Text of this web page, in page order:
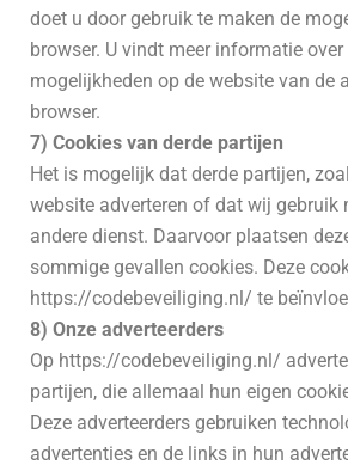
doet u door gebruik te maken de
browser. U vindt meer informatie over
mogelijkheden op de website van de
browser.
7) Cookies van derde partijen
Het is mogelijk dat derde partijen,
website adverteren of dat wij gebruik
andere dienst. Daarvoor plaatsen
sommige gevallen cookies. Deze
https://codebeveiliging.nl/ te
8) Onze adverteerders
Op https://codebeveiliging.nl/
partijen, die allemaal hun eigen
Deze adverteerders gebruiken
advertenties en de links in hun